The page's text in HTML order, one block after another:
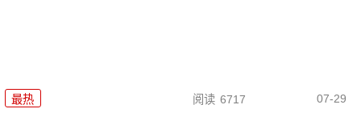
最热 阅读 6717 07-29